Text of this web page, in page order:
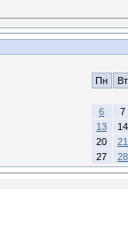
Пн Вт
6
7
13
14
20
21
27
28